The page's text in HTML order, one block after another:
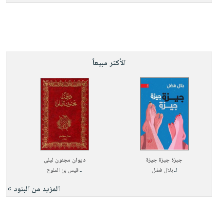
الأكثر مبيعاً
جيزة جيزة جيزة
لـبلال فضل
ديوان مجنون ليلى
لـقيس بن الملوح
المزيد من البنود »